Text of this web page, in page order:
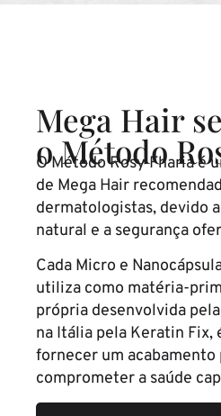
Mega Hair
o Método
O Método Rosy Fharia é
de Mega Hair
dermatologistas, devido
natural e a segurança
Cada Micro e
utiliza como matéria-
própria desenvolvida
na Itália pela Keratin Fix,
fornecer um
comprometer a saúde